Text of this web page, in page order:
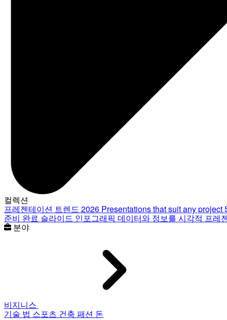
컬렉션
프레젠테이션 트렌드 2026 Presentations that suit any project
준비 완료 슬라이드 인포그래픽 데이터와 정보를 시각적 프레
분야
비지니스
기술 법 스포츠 건축 패션 돈